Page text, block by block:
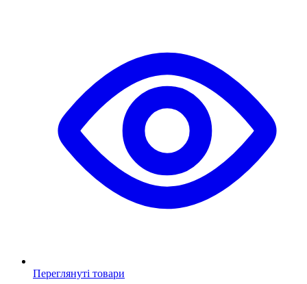
Переглянуті товари